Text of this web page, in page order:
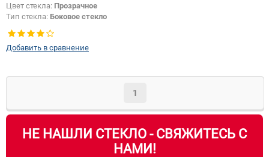
Цвет стекла: Прозрачное
Тип стекла: Боковое стекло
Добавить в сравнение
1
НЕ НАШЛИ СТЕКЛО - СВЯЖИТЕСЬ С
НАМИ!